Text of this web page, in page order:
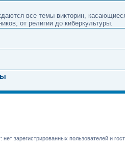
все темы викторин,
от религии до киберкультуры.
зарегистрированных пользователей и